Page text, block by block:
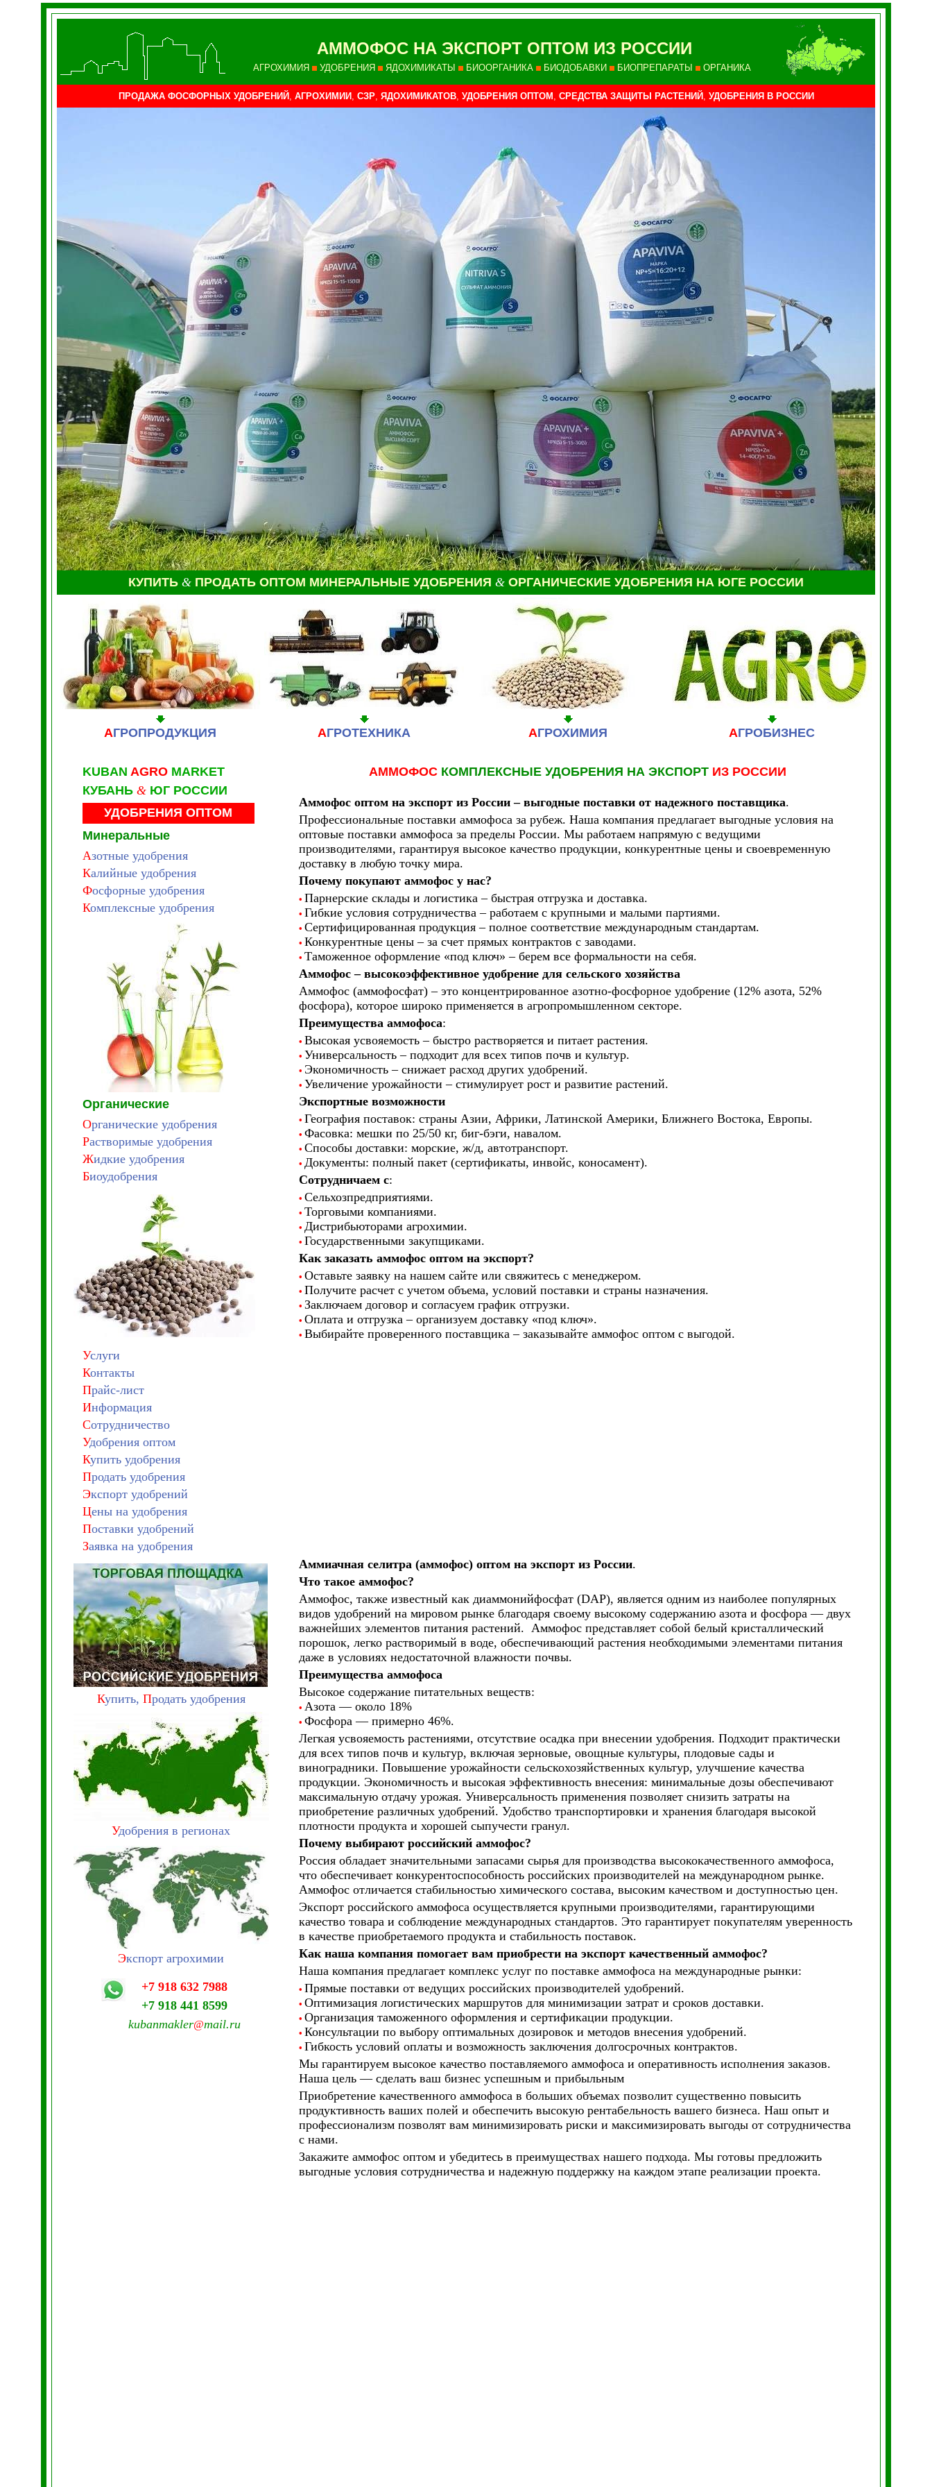
АММОФОС НА ЭКСПОРТ ОПТОМ ИЗ РОССИИ
АГРОХИМИЯ УДОБРЕНИЯ ЯДОХИМИКАТЫ БИООРГАНИКА БИОДОБАВКИ БИОПРЕПАРАТЫ ОРГАНИКА
ПРОДАЖА ФОСФОРНЫХ УДОБРЕНИЙ , АГРОХИМИИ , СЗР, ЯДОХИМИКАТОВ, УДОБРЕНИЯ ОПТОМ , СРЕДСТВА ЗАЩИТЫ РАСТЕНИЙ , УДОБРЕНИЯ В РОССИИ
КУПИТЬ & ПРОДАТЬ ОПТОМ МИНЕРАЛЬНЫЕ УДОБРЕНИЯ & ОРГАНИЧЕСКИЕ УДОБРЕНИЯ НА ЮГЕ РОССИИ
АГРОПРОДУКЦИЯ АГРОТЕХНИКА АГРОХИМИЯ АГРОБИЗНЕС
KUBAN AGRO MARKET
КУБАНЬ & ЮГ РОССИИ
УДОБРЕНИЯ ОПТОМ
Минеральные
Азотные удобрения
Калийные удобрения
Фосфорные удобрения
Комплексные удобрения
Органические
Органические удобрения
Растворимые удобрения
Жидкие удобрения
Биоудобрения
Услуги
Контакты
Прайс-лист
Информация
Сотрудничество
Удобрения оптом
Купить удобрения
Продать удобрения
Экспорт удобрений
Цены на удобрения
Поставки удобрений
Заявка на удобрения
Купить, Продать удобрения
Удобрения в регионах
Экспорт агрохимии
+7 918 632 7988
+7 918 441 8599
kubanmakler@mail.ru
АММОФОС КОМПЛЕКСНЫЕ УДОБРЕНИЯ НА ЭКСПОРТ ИЗ РОССИИ
Аммофос оптом на экспорт из России – выгодные поставки от надежного поставщика.
Профессиональные поставки аммофоса за рубеж. Наша компания предлагает выгодные условия на
оптовые поставки аммофоса за пределы России. Мы работаем напрямую с ведущими
производителями, гарантируя высокое качество продукции, конкурентные цены и своевременную
доставку в любую точку мира.
Почему покупают аммофос у нас?
• Парнерские склады и логистика – быстрая отгрузка и доставка.
• Гибкие условия сотрудничества – работаем с крупными и малыми партиями.
• Сертифицированная продукция – полное соответствие международным стандартам.
• Конкурентные цены – за счет прямых контрактов с заводами.
• Таможенное оформление «под ключ» – берем все формальности на себя.
Аммофос – высокоэффективное удобрение для сельского хозяйства
Аммофос (аммофосфат) – это концентрированное азотно-фосфорное удобрение (12% азота, 52%
фосфора), которое широко применяется в агропромышленном секторе.
Преимущества аммофоса:
• Высокая усвояемость – быстро растворяется и питает растения.
• Универсальность – подходит для всех типов почв и культур.
• Экономичность – снижает расход других удобрений.
• Увеличение урожайности – стимулирует рост и развитие растений.
Экспортные возможности
• География поставок: страны Азии, Африки, Латинской Америки, Ближнего Востока, Европы.
• Фасовка: мешки по 25/50 кг, биг-бэги, навалом.
• Способы доставки: морские, ж/д, автотранспорт.
• Документы: полный пакет (сертификаты, инвойс, коносамент).
Сотрудничаем с:
• Сельхозпредприятиями.
• Торговыми компаниями.
• Дистрибьюторами агрохимии.
• Государственными закупщиками.
Как заказать аммофос оптом на экспорт?
• Оставьте заявку на нашем сайте или свяжитесь с менеджером.
• Получите расчет с учетом объема, условий поставки и страны назначения.
• Заключаем договор и согласуем график отгрузки.
• Оплата и отгрузка – организуем доставку «под ключ».
• Выбирайте проверенного поставщика – заказывайте аммофос оптом с выгодой.
Аммиачная селитра (аммофос) оптом на экспорт из России.
Что такое аммофос?
Аммофос, также известный как диаммонийфосфат (DAP), является одним из наиболее популярных
видов удобрений на мировом рынке благодаря своему высокому содержанию азота и фосфора — двух
важнейших элементов питания растений. Аммофос представляет собой белый кристаллический
порошок, легко растворимый в воде, обеспечивающий растения необходимыми элементами питания
даже в условиях недостаточной влажности почвы.
Преимущества аммофоса
Высокое содержание питательных веществ:
• Азота — около 18%
• Фосфора — примерно 46%.
Легкая усвояемость растениями, отсутствие осадка при внесении удобрения. Подходит практически
для всех типов почв и культур, включая зерновые, овощные культуры, плодовые сады и
виноградники. Повышение урожайности сельскохозяйственных культур, улучшение качества
продукции. Экономичность и высокая эффективность внесения: минимальные дозы обеспечивают
максимальную отдачу урожая. Универсальность применения позволяет снизить затраты на
приобретение различных удобрений. Удобство транспортировки и хранения благодаря высокой
плотности продукта и хорошей сыпучести гранул.
Почему выбирают российский аммофос?
Россия обладает значительными запасами сырья для производства высококачественного аммофоса,
что обеспечивает конкурентоспособность российских производителей на международном рынке.
Аммофос отличается стабильностью химического состава, высоким качеством и доступностью цен.
Экспорт российского аммофоса осуществляется крупными производителями, гарантирующими
качество товара и соблюдение международных стандартов. Это гарантирует покупателям уверенность
в качестве приобретаемого продукта и стабильность поставок.
Как наша компания помогает вам приобрести на экспорт качественный аммофос?
Наша компания предлагает комплекс услуг по поставке аммофоса на международные рынки:
• Прямые поставки от ведущих российских производителей удобрений.
• Оптимизация логистических маршрутов для минимизации затрат и сроков доставки.
• Организация таможенного оформления и сертификации продукции.
• Консультации по выбору оптимальных дозировок и методов внесения удобрений.
• Гибкость условий оплаты и возможность заключения долгосрочных контрактов.
Мы гарантируем высокое качество поставляемого аммофоса и оперативность исполнения заказов.
Наша цель — сделать ваш бизнес успешным и прибыльным
Приобретение качественного аммофоса в больших объемах позволит существенно повысить
продуктивность ваших полей и обеспечить высокую рентабельность вашего бизнеса. Наш опыт и
профессионализм позволят вам минимизировать риски и максимизировать выгоды от сотрудничества
с нами.
Закажите аммофос оптом и убедитесь в преимуществах нашего подхода. Мы готовы предложить
выгодные условия сотрудничества и надежную поддержку на каждом этапе реализации проекта.